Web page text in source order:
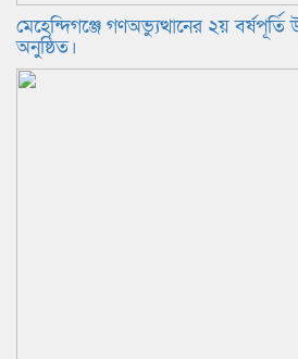
মেহেন্দিগঞ্জে গণঅভ্যুত্থানের ২য়
অনুষ্ঠিত।